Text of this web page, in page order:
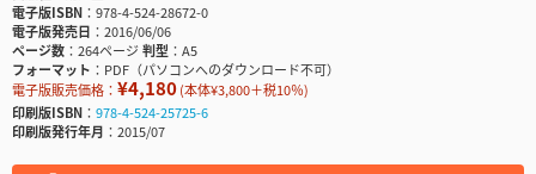
電子版ISBN
978-4-524-28672-0
電子版発売日
2016/06/06
ページ数
264ページ判型
A5
フォーマット
PDF（パソコンへのダウンロード不可）
電子版販売価格： ¥4,180(本体¥3,800＋税10％)
印刷版ISBN
978-4-524-25725-6
印刷版発行年月
2015/07